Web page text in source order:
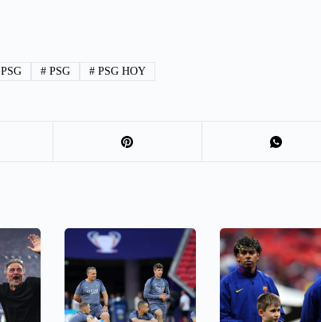
# PSG # PSG HOY